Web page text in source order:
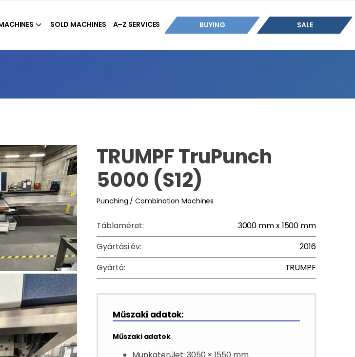
SOLD MACHINES A–Z SERVICES BUYING SALE
TRUMPF TruPunch
5000 (S12)
Punching / Combination Machines
Táblaméret:
3000 mm x 1500 mm
Gyártási év:
2016
Gyártó:
TRUMPF
Műszaki adatok:
Műszaki adatok